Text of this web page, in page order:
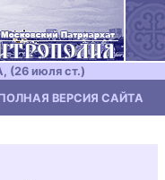
(26 июля ст.)
ВЕРСИЯ САЙТА